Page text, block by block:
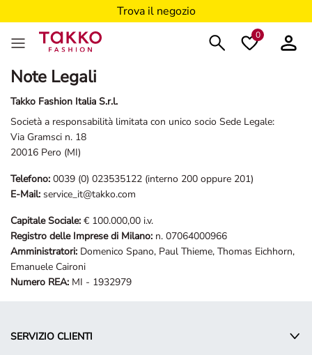
Trova il negozio
0
Note Legali
Takko Fashion Italia S.r.l.
Società a responsabilità limitata con unico socio Sede Legale:
Via Gramsci n. 18
20016 Pero (MI)
Telefono: 0039 (0) 023535122 (interno 200 oppure 201)
E-Mail: service_it@takko.com
Capitale Sociale: € 100.000,00 i.v.
Registro delle Imprese di Milano: n. 07064000966
Amministratori: Domenico Spano, Paul Thieme, Thomas Eichhorn,
Emanuele Caironi
Numero REA: MI - 1932979
SERVIZIO CLIENTI